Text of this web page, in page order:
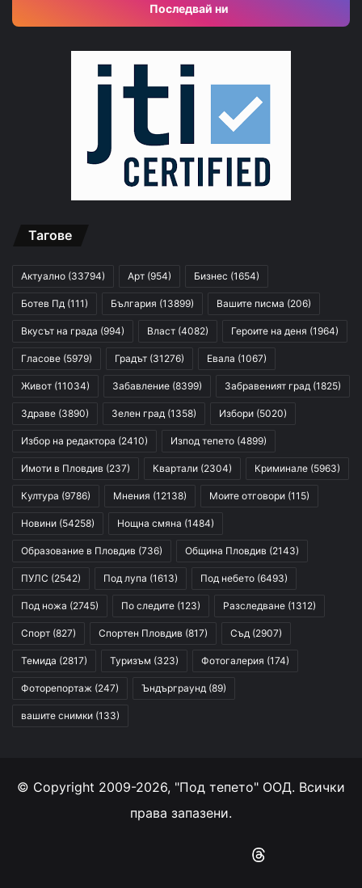
Последвай ни
Тагове
Актуално (33794) Арт (954) Бизнес (1654)
Ботев Пд (111) България (13899) Вашите писма (206)
Вкусът на града (994) Власт (4082) Героите на деня (1964)
Гласове (5979) Градът (31276) Евала (1067)
Живот (11034) Забавление (8399) Забравеният град (1825)
Здраве (3890) Зелен град (1358) Избори (5020)
Избор на редактора (2410) Изпод тепето (4899)
Имоти в Пловдив (237) Квартали (2304) Криминале (5963)
Култура (9786) Мнения (12138) Моите отговори (115)
Новини (54258) Нощна смяна (1484)
Образование в Пловдив (736) Община Пловдив (2143)
ПУЛС (2542) Под лупа (1613) Под небето (6493)
Под ножа (2745) По следите (123) Разследване (1312)
Спорт (827) Спортен Пловдив (817) Съд (2907)
Темида (2817) Туризъм (323) Фотогалерия (174)
Фоторепортаж (247) Ъндърграунд (89)
вашите снимки (133)
© Copyright 2009-2026, "Под тепето" ООД. Всички
права запазени.
Instagram
RSS